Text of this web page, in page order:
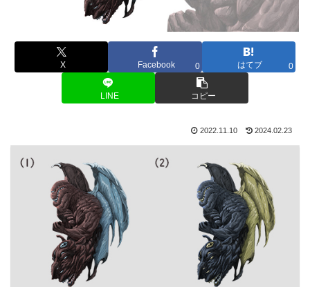
X Facebook 0 はてブ 0
LINE コピー
2022.11.10 2024.02.23